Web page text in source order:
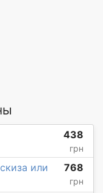
438
грн
или
768
грн